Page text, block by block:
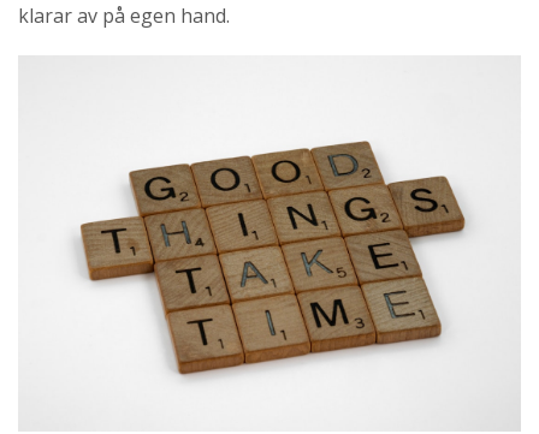
klarar av på egen hand.